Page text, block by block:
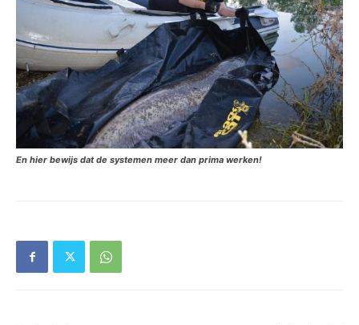
En hier bewijs dat de systemen meer dan prima werken!